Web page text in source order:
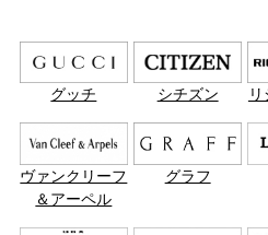
グッチ シチズン
ヴァンクリーフ
＆アーペル
グラフ